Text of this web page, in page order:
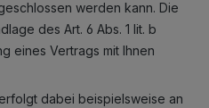
werden kann. Die
des Art. 6 Abs. 1 lit. b
eines Vertrags mit Ihnen
dabei beispielsweise an